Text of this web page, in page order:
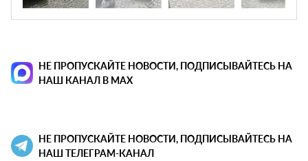
НЕ ПРОПУСКАЙТЕ НОВОСТИ, ПОДПИСЫВАЙТЕСЬ НА
НАШ КАНАЛ В MAX
НЕ ПРОПУСКАЙТЕ НОВОСТИ, ПОДПИСЫВАЙТЕСЬ НА
НАШ ТЕЛЕГРАМ-КАНАЛ